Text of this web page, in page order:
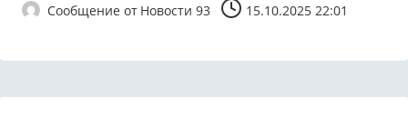
Сообщение от Новости 93 15.10.2025 22:01